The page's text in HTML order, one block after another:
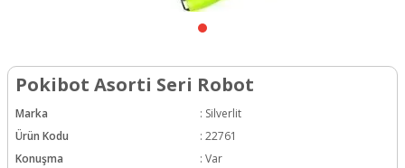
Pokibot Asorti Seri Robot
Marka : Silverlit
Ürün Kodu
: 22761
Konuşma
: Var